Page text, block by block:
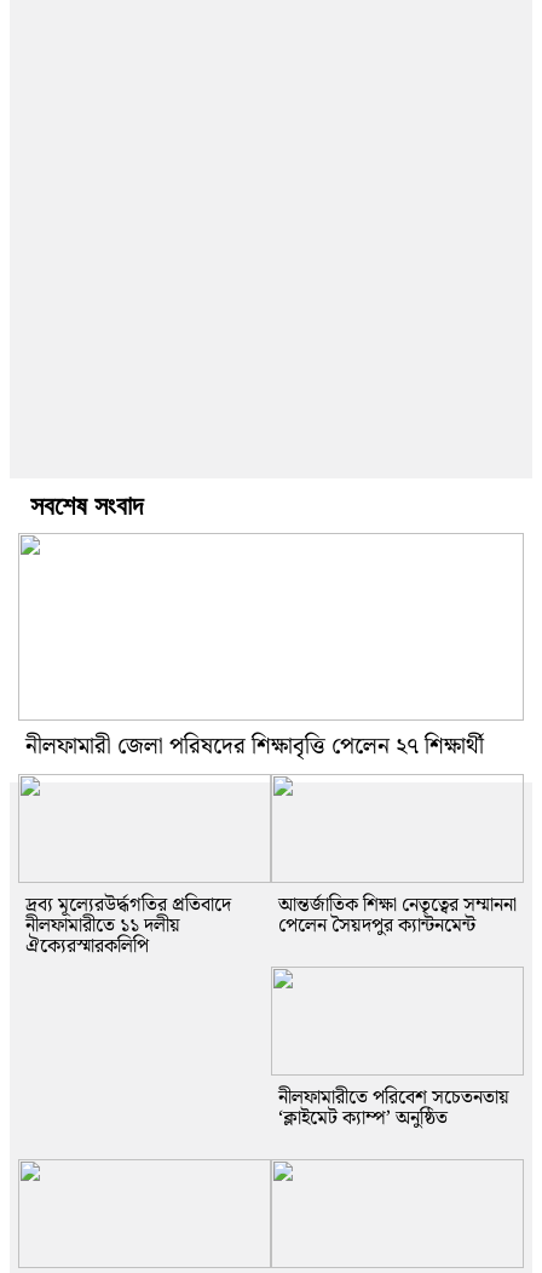
সবশেষ সংবাদ
নীলফামারী জেলা পরিষদের শিক্ষাবৃত্তি পেলেন ২৭ শিক্ষার্থী
দ্রব্য মূল্যেরউর্দ্ধগতির প্রতিবাদে
নীলফামারীতে ১১ দলীয়
ঐক্যেরস্মারকলিপি
আন্তর্জাতিক শিক্ষা নেতৃত্বের সম্মাননা
পেলেন সৈয়দপুর ক্যান্টনমেন্ট
নীলফামারীতে পরিবেশ সচেতনতায়
‘ক্লাইমেট ক্যাম্প’ অনুষ্ঠিত